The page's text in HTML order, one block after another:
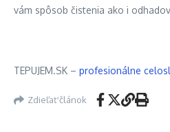
vám spôsob čistenia ako i
TEPUJEM.SK – profesionálne
Zdieľať článok